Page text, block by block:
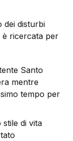
dei disturbi
è ricercata per
Santo
mentre
tempo per
di vita